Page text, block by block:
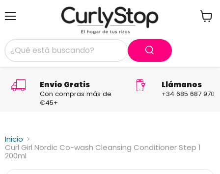
Envío Gratis
Con compras más de
€45+
Llámanos
+34 685 687 970
Inicio
Curl Girl Nordic Co-wash Cleansing Conditioner Step 1
200ml